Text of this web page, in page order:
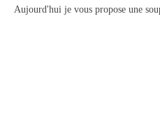
Aujourd'hui je vous propose une